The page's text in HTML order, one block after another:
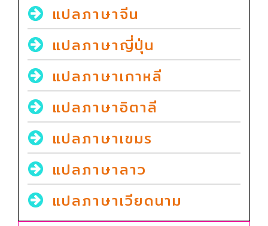
แปลภาษาจีน
แปลภาษาญี่ปุ่น
แปลภาษาเกาหลี
แปลภาษาอิตาลี
แปลภาษาเขมร
แปลภาษาลาว
แปลภาษาเวียดนาม